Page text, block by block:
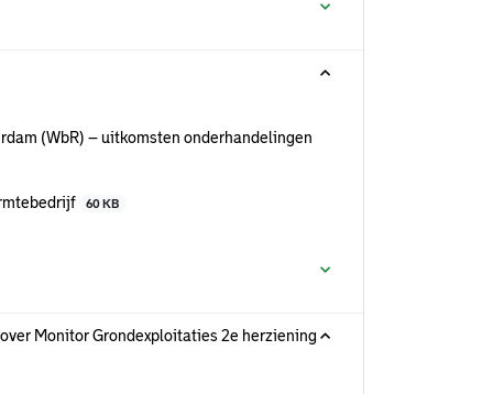
(WbR) – uitkomsten onderhandelingen
60 KB
Monitor Grondexploitaties 2e herziening